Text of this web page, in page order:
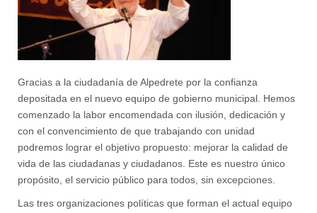
Gracias a la ciudadanía de Alpedrete por la confianza
depositada en el nuevo equipo de gobierno municipal. Hemos
comenzado la labor encomendada con ilusión, dedicación y
con el convencimiento de que trabajando con unidad
podremos lograr el objetivo propuesto: mejorar la calidad de
vida de las ciudadanas y ciudadanos. Este es nuestro único
propósito, el servicio público para todos, sin excepciones.
Las tres organizaciones políticas que forman el actual equipo